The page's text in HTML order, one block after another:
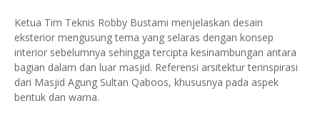
Ketua Tim Teknis Robby Bustami menjelaskan desain
eksterior mengusung tema yang selaras dengan konsep
interior sebelumnya sehingga tercipta kesinambungan antara
bagian dalam dan luar masjid. Referensi arsitektur terinspirasi
dari Masjid Agung Sultan Qaboos, khususnya pada aspek
bentuk dan warna.